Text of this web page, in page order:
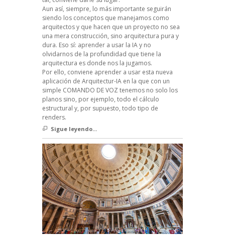
Aun así, siempre, lo más importante seguirán
siendo los conceptos que manejamos como
arquitectos y que hacen que un proyecto no sea
una mera construcción, sino arquitectura pura y
dura. Eso sí: aprender a usar la IA y no
olvidarnos de la profundidad que tiene la
arquitectura es donde nos la jugamos.
Por ello, conviene aprender a usar esta nueva
aplicación de Arquitectur-IA en la que con un
simple COMANDO DE VOZ tenemos no solo los
planos sino, por ejemplo, todo el cálculo
estructural y, por supuesto, todo tipo de
renders.
Sigue leyendo...